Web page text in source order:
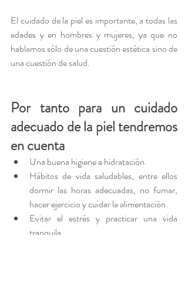
El cuidado de la piel es importante, a todas las
edades y en hombres y mujeres, ya que no
hablamos sólo de una cuestión estética sino de
una cuestión de salud.
Por tanto para un cuidado
adecuado de la piel tendremos
en cuenta
Una buena higiene e hidratación.
Hábitos de vida saludables, entre ellos
dormir las horas adecuadas, no fumar,
hacer ejercicio y cuidar la alimentación.
Evitar el estrés y practicar una vida
tranquila.